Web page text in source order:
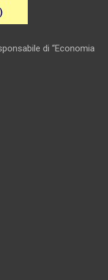
di “Economia